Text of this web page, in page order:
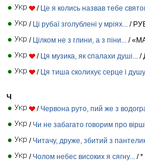
/ Це я колись назвав тебе
/ Ці рубаї зголублені у мріях... /
/ Цілком не з глини, а з піни... /
/ Ця музика, як спалахи душі... /
/ Ця тиша сколихує серце і
Ч
/ Червона руто, пий же з
/ Чи не забагато говорим про вірші
/ Читачу, друже, збитий з
/ Чолом небес високих я сягну... / *